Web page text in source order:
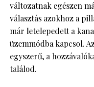
változatnak egészen
választás azokhoz a
már letelepedett a
üzemmódba kapcsol.
egyszerű, a
találod.